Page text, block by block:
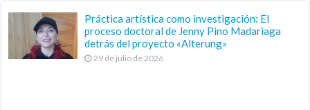
Práctica artística como investigación: El
proceso doctoral de Jenny Pino Madariaga
detrás del proyecto «Alterung»
29 de julio de 2026